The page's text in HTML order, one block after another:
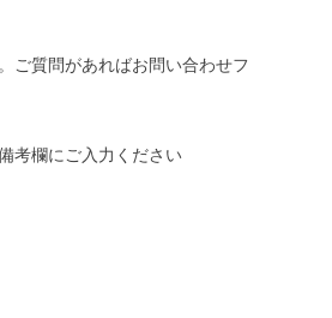
ご質問があればお問い合わせフ
考欄にご入力ください